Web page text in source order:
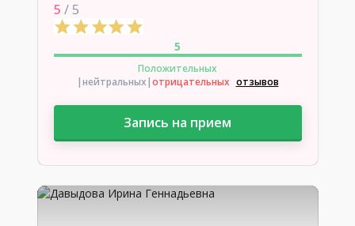
5 / 5
5
Положительных
|нейтральных|отрицательных отзывов
Запись на прием